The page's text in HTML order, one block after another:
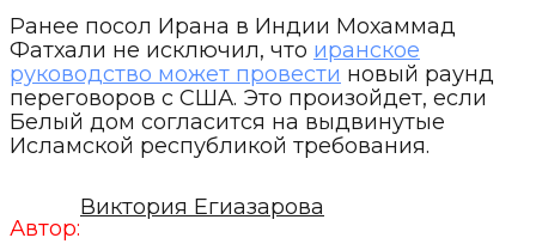
Ранее посол Ирана в Индии Мохаммад
Фатхали не исключил, что иранское
руководство может провести новый раунд
переговоров с США. Это произойдет, если
Белый дом согласится на выдвинутые
Исламской республикой требования.
Автор:
Виктория Егиазарова